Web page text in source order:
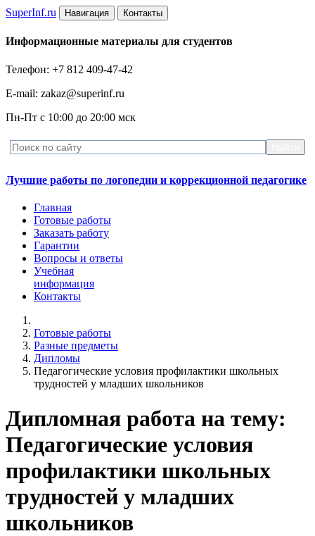
SuperInf.ru Навигация Контакты
Информационные материалы для студентов
Телефон: +7 812 409-47-42
E-mail: zakaz@superinf.ru
Пн-Пт с 10:00 до 20:00 мск
Лучшие работы по логопедии и коррекционной педагогике
Главная
Готовые работы
Заказать работу
Гарантии
Вопросы и ответы
Учебная
информация
Контакты
Готовые работы
Разные предметы
Дипломы
Педагогические условия профилактики школьных
трудностей у младших школьников
Дипломная работа на тему:
Педагогические условия
профилактики школьных
трудностей у младших
школьников